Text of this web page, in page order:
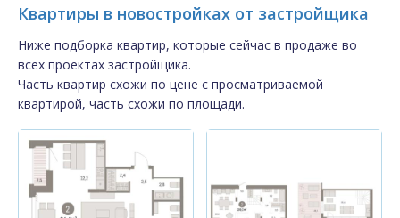
Квартиры в новостройках от застройщика
Ниже подборка квартир, которые сейчас в продаже во
всех проектах застройщика.
Часть квартир схожи по цене с просматриваемой
квартирой, часть схожи по площади.